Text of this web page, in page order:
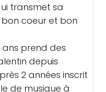
transmet sa
coeur et bon
ans prend des
depuis
2 années inscrit
de musique à